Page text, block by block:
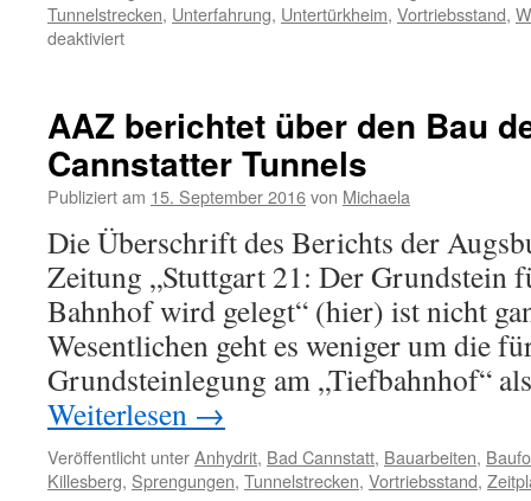
Tunnelstrecken, Unterfahrung, Untertürkheim, Vortriebsstand,
deaktiviert
AAZ berichtet über den Bau
Cannstatter Tunnels
Publiziert am 15. September 2016von Michaela
Die Überschrift des Berichts der
Zeitung „Stuttgart 21: Der Grundstein
Bahnhof wird gelegt“ (hier) ist nicht
Wesentlichen geht es weniger um die
Grundsteinlegung am „Tiefbahnhof“
Weiterlesen →
Veröffentlicht unterAnhydrit, Bad Cannstatt, Bauarbeiten,
Killesberg, Sprengungen, Tunnelstrecken, Vortriebsstand,